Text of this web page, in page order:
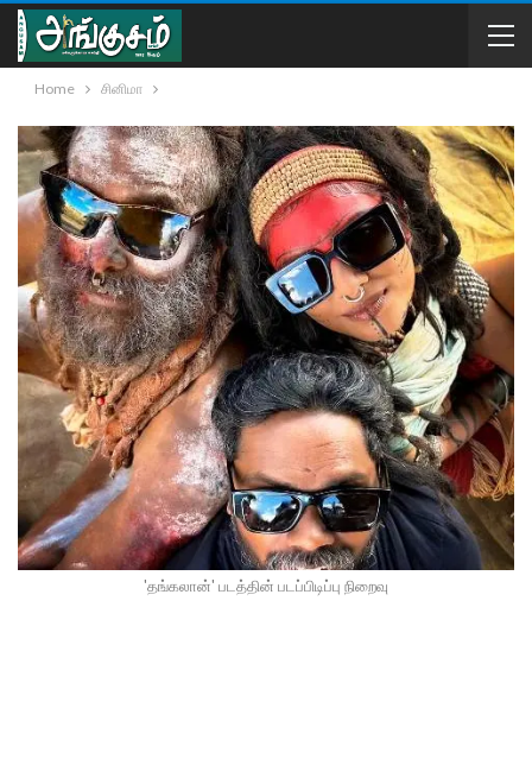
Home சினிமா
'தங்கலான்' படத்தின் படப்பிடிப்பு நிறைவு